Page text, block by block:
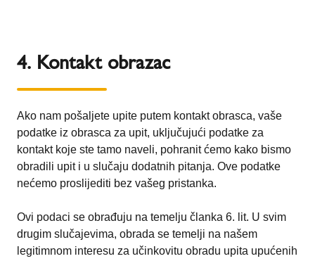
4. Kontakt obrazac
Ako nam pošaljete upite putem kontakt obrasca, vaše
podatke iz obrasca za upit, uključujući podatke za
kontakt koje ste tamo naveli, pohranit ćemo kako bismo
obradili upit i u slučaju dodatnih pitanja. Ove podatke
nećemo proslijediti bez vašeg pristanka.
Ovi podaci se obrađuju na temelju članka 6. lit. U svim
drugim slučajevima, obrada se temelji na našem
legitimnom interesu za učinkovitu obradu upita upućenih